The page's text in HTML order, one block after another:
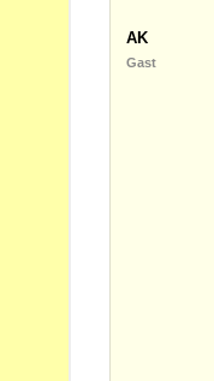
AK
Gast